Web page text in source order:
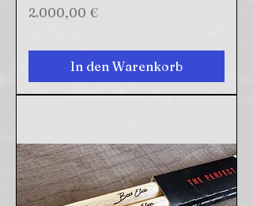
Preis
2.000,00 €
In den Warenkorb